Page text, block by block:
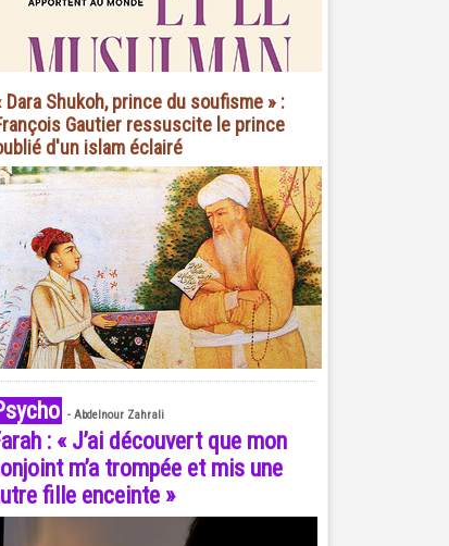
Dara Shukoh, prince du soufisme » :
Gautier ressuscite le prince
d'un islam éclairé
- Abdelnour Zahrali
: « J’ai découvert que mon
m’a trompée et mis une
fille enceinte »